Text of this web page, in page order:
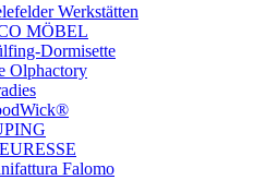
Werkstätten
MÖBEL
Dormisette
Olphactory
Falomo